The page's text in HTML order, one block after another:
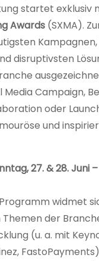
startet exklusiv
Awards (SXMA).
disruptivsten
Media Campaign,
oder
und
27. & 28. Juni
widmet
der
(u. a. mit